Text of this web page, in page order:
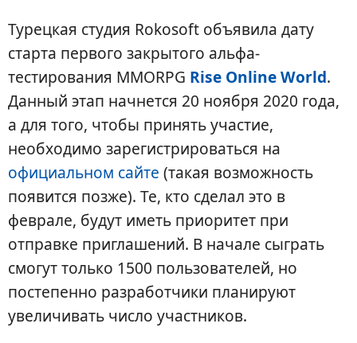
Турецкая студия Rokosoft объявила дату
старта первого закрытого альфа-
тестирования MMORPG Rise Online World.
Данный этап начнется 20 ноября 2020 года,
а для того, чтобы принять участие,
необходимо зарегистрироваться на
официальном сайте (такая возможность
появится позже). Те, кто сделал это в
феврале, будут иметь приоритет при
отправке приглашений. В начале сыграть
смогут только 1500 пользователей, но
постепенно разработчики планируют
увеличивать число участников.